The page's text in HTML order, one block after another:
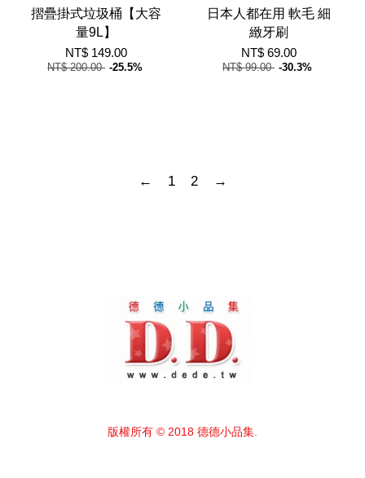
摺疊掛式垃圾桶【大容
量9L】
NT$ 149.00
NT$ 200.00 -25.5%
日本人都在用 軟毛 細
緻牙刷
NT$ 69.00
NT$ 99.00 -30.3%
← 1 2 →
版權所有 © 2018 德德小品集.